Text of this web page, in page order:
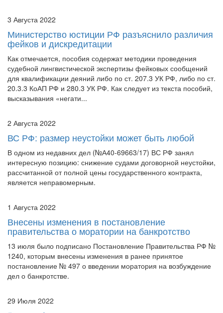
3 Августа 2022
Министерство юстиции РФ разъяснило различия
фейков и дискредитации
Как отмечается, пособия содержат методики проведения
судебной лингвистической экспертизы фейковых сообщений
для квалификации деяний либо по ст. 207.3 УК РФ, либо по ст.
20.3.3 КоАП РФ и 280.3 УК РФ. Как следует из текста пособий,
высказывания «негати...
2 Августа 2022
ВС РФ: размер неустойки может быть любой
В одном из недавних дел (№А40-69663/17) ВС РФ занял
интересную позицию: снижение судами договорной неустойки,
рассчитанной от полной цены государственного контракта,
является неправомерным.
1 Августа 2022
Внесены изменения в постановление
правительства о моратории на банкротство
13 июля было подписано Постановление Правительства РФ №
1240, которым внесены изменения в ранее принятое
постановление № 497 о введении моратория на возбуждение
дел о банкротстве.
29 Июля 2022